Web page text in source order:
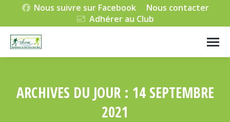
Nous suivre sur Facebook
Nous contacter
Adhérer au Club
ARCHIVES DU JOUR : 14 SEPTEMBRE
2021